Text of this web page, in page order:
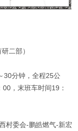
二部）
30分钟，全程25公
，末班车时间19：
村委会-鹏皓燃气-新宏